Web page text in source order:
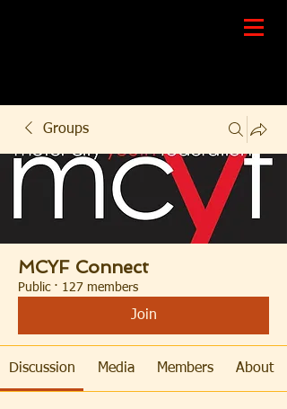
Groups
MCYF Connect
Public · 127 members
Join
Discussion Media Members About